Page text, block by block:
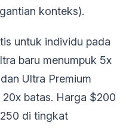
konteks).
untuk individu pada
baru menumpuk 5x
Ultra Premium
batas. Harga $200
di tingkat